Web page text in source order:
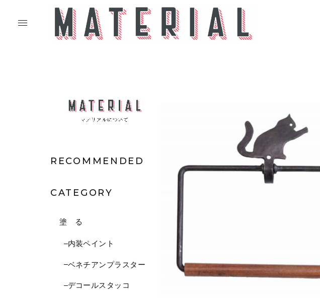
RECOMMENDED
CATEGORY
塗 る
内装ペイント
ベネチアンプラスター
デコールスタッコ